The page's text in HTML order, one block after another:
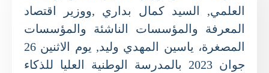
العلمي, السيد كمال بداري ,ووزير اقتصاد
المعرفة والمؤسسات الناشئة والمؤسسات
المصغرة، ياسين المهدي وليد, يوم الاثنين 26
جوان 2023 بالمدرسة الوطنية العليا للذكاء